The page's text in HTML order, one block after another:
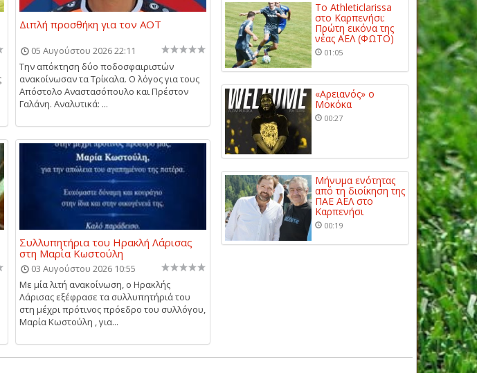
Διπλή προσθήκη για τον ΑΟΤ
05 Αυγούστου 2026 22:11
Την απόκτηση δύο ποδοσφαιριστών
ανακοίνωσαν τα Τρίκαλα. Ο λόγος για τους
Απόστολο Αναστασόπουλο και Πρέστον
Γαλάνη. Αναλυτικά: ...
Συλλυπητήρια του Ηρακλή Λάρισας
στη Μαρία Κωστούλη
03 Αυγούστου 2026 10:55
Με μία λιτή ανακοίνωση, ο Ηρακλής
Λάρισας εξέφρασε τα συλλυπητήριά του
στη μέχρι πρότινος πρόεδρο του συλλόγου,
Μαρία Κωστούλη , για...
Το Athleticlarissa
στο Καρπενήσι:
Πρώτη εικόνα της
νέας ΑΕΛ (ΦΩΤΟ)
01:05
«Αρειανός» ο
Μοκόκα
00:27
Μήνυμα ενότητας
από τη διοίκηση της
ΠΑΕ ΑΕΛ στο
Καρπενήσι
00:19